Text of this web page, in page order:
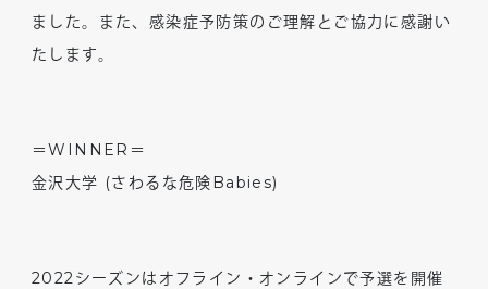
ました。また、感染症予防策のご理解とご協力に感謝い
たします。
＝WINNER＝
金沢大学 (さわるな危険Babies)
2022シーズンはオフライン・オンラインで予選を開催